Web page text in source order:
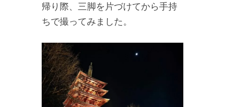
帰り際、三脚を片づけてから手持
ちで撮ってみました。